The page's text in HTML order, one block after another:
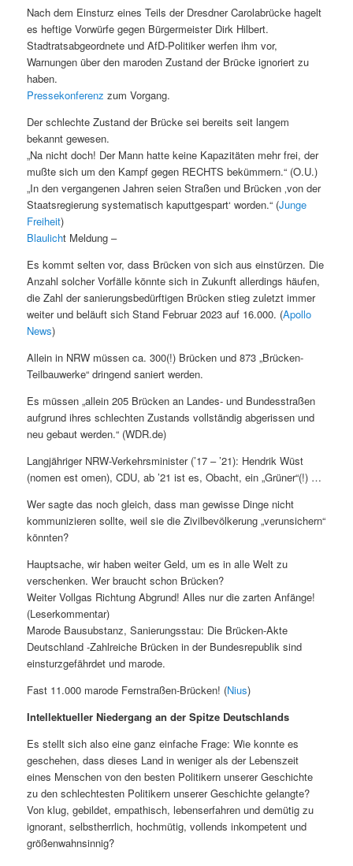
Nach dem Einsturz eines Teils der Dresdner Carolabrücke hagelt
es heftige Vorwürfe gegen Bürgermeister Dirk Hilbert.
Stadtratsabgeordnete und AfD-Politiker werfen ihm vor,
Warnungen über den maroden Zustand der Brücke ignoriert zu
haben.
Pressekonferenz zum Vorgang.
Der schlechte Zustand der Brücke sei bereits seit langem
bekannt gewesen.
„Na nicht doch! Der Mann hatte keine Kapazitäten mehr frei, der
mußte sich um den Kampf gegen RECHTS bekümmern.“ (O.U.)
„In den vergangenen Jahren seien Straßen und Brücken ‚von der
Staatsregierung systematisch kaputtgespart‘ worden.“ (Junge
Freiheit)
Blaulicht Meldung –
Es kommt selten vor, dass Brücken von sich aus einstürzen. Die
Anzahl solcher Vorfälle könnte sich in Zukunft allerdings häufen,
die Zahl der sanierungsbedürftigen Brücken stieg zuletzt immer
weiter und beläuft sich Stand Februar 2023 auf 16.000. (Apollo
News)
Allein in NRW müssen ca. 300(!) Brücken und 873 „Brücken-
Teilbauwerke“ dringend saniert werden.
Es müssen „allein 205 Brücken an Landes- und Bundesstraßen
aufgrund ihres schlechten Zustands vollständig abgerissen und
neu gebaut werden.“ (WDR.de)
Langjähriger NRW-Verkehrsminister (’17 – ’21): Hendrik Wüst
(nomen est omen), CDU, ab ’21 ist es, Obacht, ein „Grüner“(!) …
Wer sagte das noch gleich, dass man gewisse Dinge nicht
kommunizieren sollte, weil sie die Zivilbevölkerung „verunsichern“
könnten?
Hauptsache, wir haben weiter Geld, um es in alle Welt zu
verschenken. Wer braucht schon Brücken?
Weiter Vollgas Richtung Abgrund! Alles nur die zarten Anfänge!
(Leserkommentar)
Marode Bausubstanz, Sanierungsstau: Die Brücken-Akte
Deutschland -Zahlreiche Brücken in der Bundesrepublik sind
einsturzgefährdet und marode.
Fast 11.000 marode Fernstraßen-Brücken! (Nius)
Intellektueller Niedergang an der Spitze Deutschlands
Es stellt sich also eine ganz einfache Frage: Wie konnte es
geschehen, dass dieses Land in weniger als der Lebenszeit
eines Menschen von den besten Politikern unserer Geschichte
zu den schlechtesten Politikern unserer Geschichte gelangte?
Von klug, gebildet, empathisch, lebenserfahren und demütig zu
ignorant, selbstherrlich, hochmütig, vollends inkompetent und
größenwahnsinnig?